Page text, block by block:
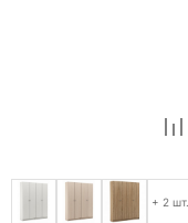
+ 2 шт.